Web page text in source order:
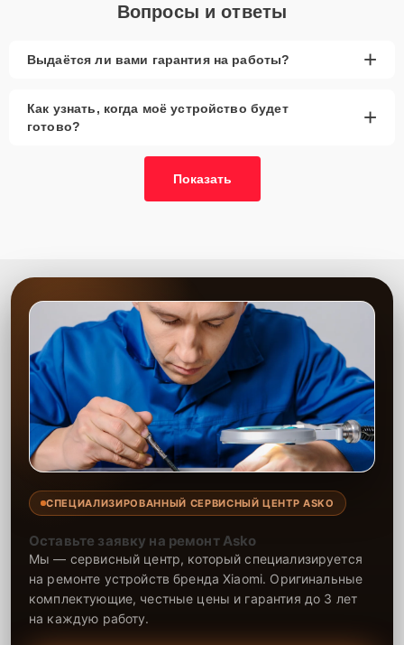
Вопросы и ответы
Выдаётся ли вами гарантия на работы? +
Как узнать, когда моё устройство будет
готово?
+
Показать
СПЕЦИАЛИЗИРОВАННЫЙ СЕРВИСНЫЙ ЦЕНТР ASKO
Оставьте заявку на ремонт Asko
Мы — сервисный центр, который специализируется
на ремонте устройств бренда Xiaomi. Оригинальные
комплектующие, честные цены и гарантия до 3 лет
на каждую работу.